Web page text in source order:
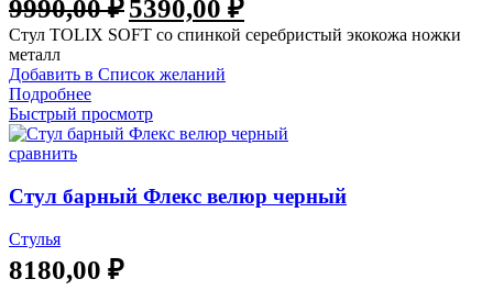
9990,00₽5390,00 ₽
Стул TOLIX SOFT со спинкой серебристый экокожа ножки
металл
Добавить в Список желаний
Подробнее
Быстрый просмотр
сравнить
Стул барный Флекс велюр черный
Стулья
8180,00 ₽